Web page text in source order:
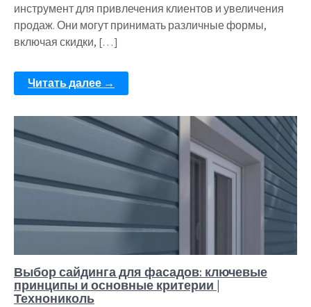
инструмент для привлечения клиентов и увеличения
продаж. Они могут принимать различные формы,
включая скидки, […]
Читать далее →
Выбор сайдинга для фасадов: ключевые
принципы и основные критерии |
Технониколь